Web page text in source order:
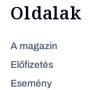
Oldalak
A magazin
Előfizetés
Esemény